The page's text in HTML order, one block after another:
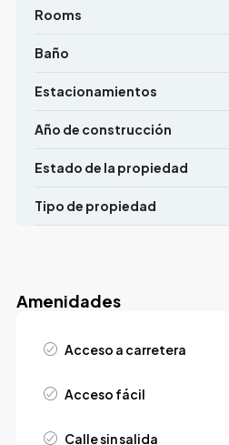
Rooms
Baño
Estacionamientos
Año de construcción
Estado de la propiedad
Tipo de propiedad
Amenidades
Acceso a carretera
Acceso fácil
Calle sin salida